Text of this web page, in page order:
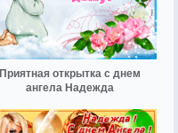
Приятная открытка с днем
ангела Надежда